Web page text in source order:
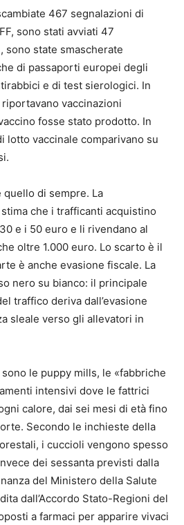
467 segnalazioni di
sono stati avviati 47
sono state smascherate
di passaporti europei degli
e di test sierologici. In
vaccinazioni
fosse stato prodotto. In
lotto vaccinale comparivano su
di sempre. La
che i trafficanti acquistino
e i 50 euro e li rivendano al
oltre 1.000 euro. Lo scarto è il
è anche evasione fiscale. La
nero su bianco: il principale
traffico deriva dall’evasione
sleale verso gli allevatori in
le puppy mills, le «fabbriche
intensivi dove le fattrici
calore, dai sei mesi di età fino
Secondo le inchieste della
i cuccioli vengono spesso
dei sessanta previsti dalla
del Ministero della Salute
dall’Accordo Stato-Regioni del
a farmaci per apparire vivaci